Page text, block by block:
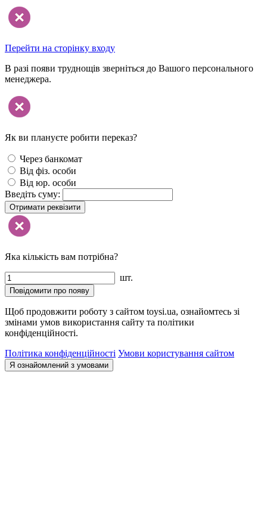
Перейти на сторінку входу
В разі появи труднощів зверніться до Вашого персонального
менеджера.
Як ви плануєте робити переказ?
Через банкомат
Від фіз. особи
Від юр. особи
Введіть суму:
Отримати реквізити
Яка кількість вам потрібна?
шт.
Повідомити про появу
Щоб продовжити роботу з сайтом toysi.ua, ознайомтесь зі
змінами умов використання сайту та політики
конфіденційності.
Політика конфіденційності Умови користування сайтом
Я ознайомлений з умовами